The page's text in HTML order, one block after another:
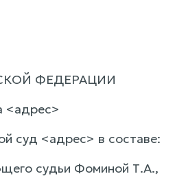
ФЕДЕРАЦИИ
<адрес>
суд <адрес> в составе:
судьи Фоминой Т.А.,